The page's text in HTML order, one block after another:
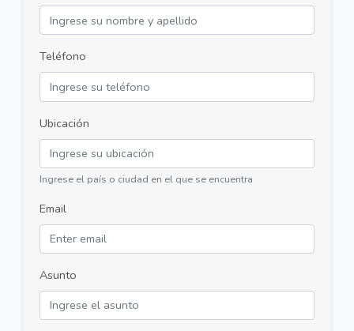
Teléfono
Ubicación
Ingrese el país o ciudad en el que se encuentra
Email
Asunto